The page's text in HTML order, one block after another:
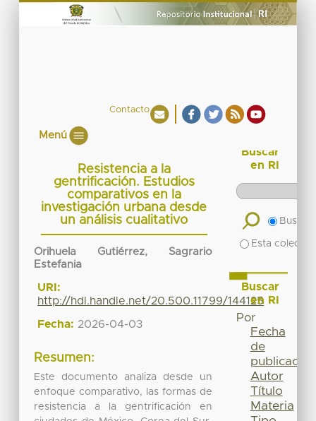
Contacto
Menú
Resistencia a la
gentrificación. Estudios
comparativos en la
investigación urbana desde
un análisis cualitativo
Orihuela Gutiérrez, Sagrario
Estefania
URI:
http://hdl.handle.net/20.500.11799/144125
Fecha: 2026-04-03
Resumen:
Este documento analiza desde un
enfoque comparativo, las formas de
resistencia a la gentrificación en
Buscar
en RI
Buscar
Esta
Buscar
en RI
Por
Fecha
de
publicación
Autor
Título
Materia